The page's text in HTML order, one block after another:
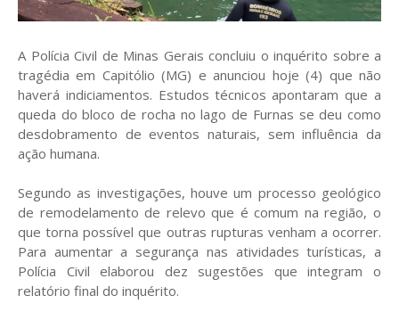
A Polícia Civil de Minas Gerais concluiu o inquérito sobre a
tragédia em Capitólio (MG) e anunciou hoje (4) que não
haverá indiciamentos. Estudos técnicos apontaram que a
queda do bloco de rocha no lago de Furnas se deu como
desdobramento de eventos naturais, sem influência da
ação humana.
Segundo as investigações, houve um processo geológico
de remodelamento de relevo que é comum na região, o
que torna possível que outras rupturas venham a ocorrer.
Para aumentar a segurança nas atividades turísticas, a
Polícia Civil elaborou dez sugestões que integram o
relatório final do inquérito.